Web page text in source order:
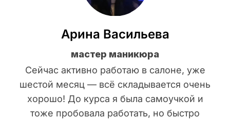
Арина Васильева
мастер маникюра
Сейчас активно работаю в салоне, уже
шестой месяц — всё складывается очень
хорошо! До курса я была самоучкой и
тоже пробовала работать, но быстро